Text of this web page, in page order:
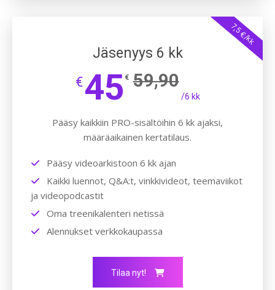
7,5 €/kk
Jäsenyys 6 kk
€45 € 59,90
/6 kk
Pääsy kaikkiin PRO-sisältöihin 6 kk ajaksi,
määräaikainen kertatilaus.
Pääsy videoarkistoon 6 kk ajan
Kaikki luennot, Q&A:t, vinkkivideot, teemaviikot
ja videopodcastit
Oma treenikalenteri netissä
Alennukset verkkokaupassa
Tilaa nyt!